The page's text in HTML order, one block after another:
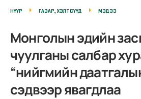
НҮҮР ГАЗАР, ХЭЛТСҮҮД МЭДЭЭ
Монголын эдийн
чуулганы салбар
“нийгмийн
сэдвээр явагдлаа